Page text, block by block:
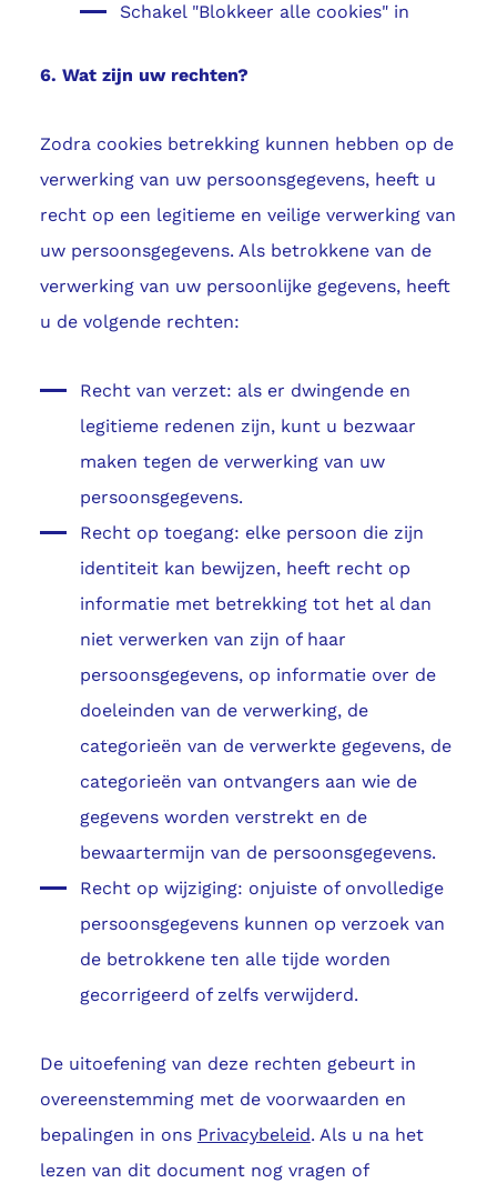
Schakel "Blokkeer alle cookies" in
6. Wat zijn uw rechten?
Zodra cookies betrekking kunnen hebben op de
verwerking van uw persoonsgegevens, heeft u
recht op een legitieme en veilige verwerking van
uw persoonsgegevens. Als betrokkene van de
verwerking van uw persoonlijke gegevens, heeft
u de volgende rechten:
Recht van verzet: als er dwingende en
legitieme redenen zijn, kunt u bezwaar
maken tegen de verwerking van uw
persoonsgegevens.
Recht op toegang: elke persoon die zijn
identiteit kan bewijzen, heeft recht op
informatie met betrekking tot het al dan
niet verwerken van zijn of haar
persoonsgegevens, op informatie over de
doeleinden van de verwerking, de
categorieën van de verwerkte gegevens, de
categorieën van ontvangers aan wie de
gegevens worden verstrekt en de
bewaartermijn van de persoonsgegevens.
Recht op wijziging: onjuiste of onvolledige
persoonsgegevens kunnen op verzoek van
de betrokkene ten alle tijde worden
gecorrigeerd of zelfs verwijderd.
De uitoefening van deze rechten gebeurt in
overeenstemming met de voorwaarden en
bepalingen in ons Privacybeleid. Als u na het
lezen van dit document nog vragen of